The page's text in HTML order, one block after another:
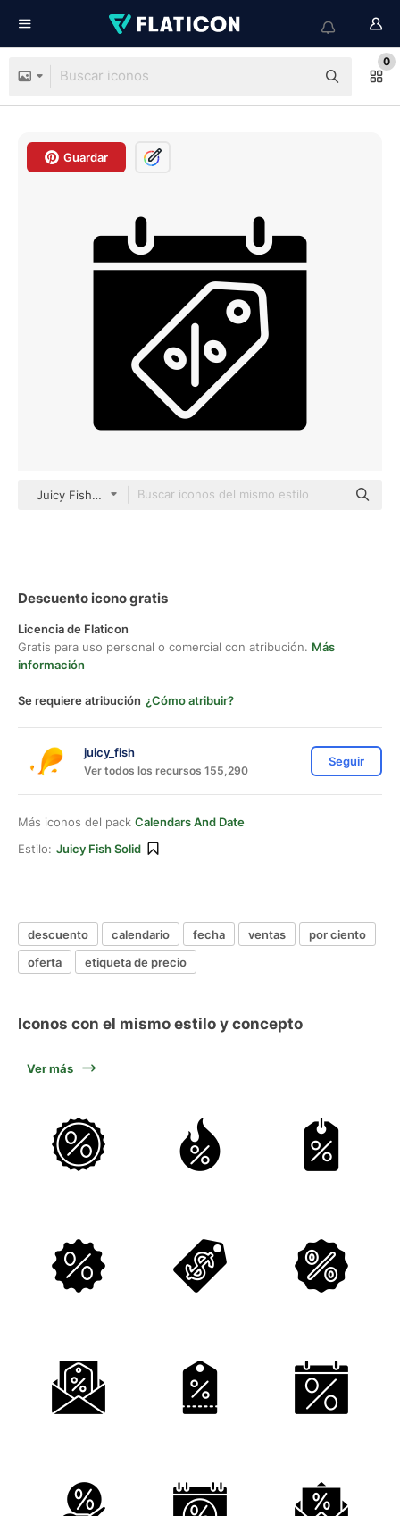
0
Guardar
Juicy Fish Solid
Descuento icono gratis
Licencia de Flaticon
Gratis para uso personal o comercial con atribución. Más
información
Se requiere atribución ¿Cómo atribuir?
juicy_fish
Ver todos los recursos 155,290
Seguir
Más iconos del pack Calendars And Date
Estilo: Juicy Fish Solid
descuento calendario fecha ventas
por ciento
oferta
etiqueta de precio
Iconos con el mismo estilo y concepto
Ver más